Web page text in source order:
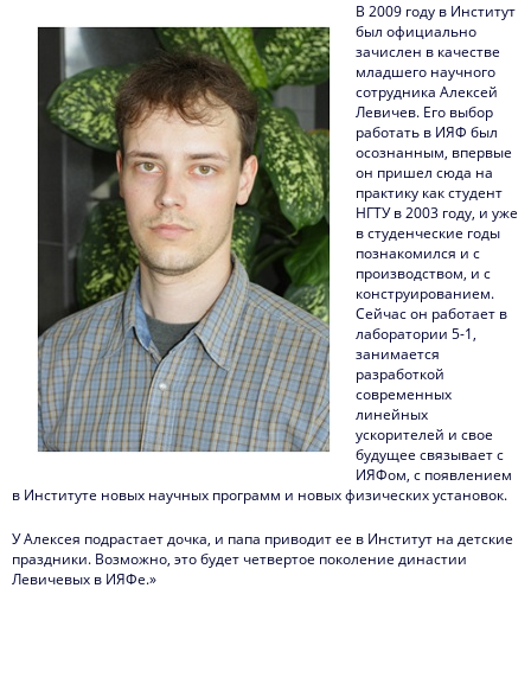
В 2009 году в Институт
был официально
зачислен в качестве
младшего научного
сотрудника Алексей
Левичев. Его выбор
работать в ИЯФ был
осознанным, впервые
он пришел сюда на
практику как студент
НГТУ в 2003 году, и уже
в студенческие годы
познакомился и с
производством, и с
конструированием.
Сейчас он работает в
лаборатории 5-1,
занимается
разработкой
современных
линейных
ускорителей и свое
будущее связывает с
ИЯФом, с появлением
в Институте новых научных программ и новых физических установок.
У Алексея подрастает дочка, и папа приводит ее в Институт на детские
праздники. Возможно, это будет четвертое поколение династии
Левичевых в ИЯФе.»